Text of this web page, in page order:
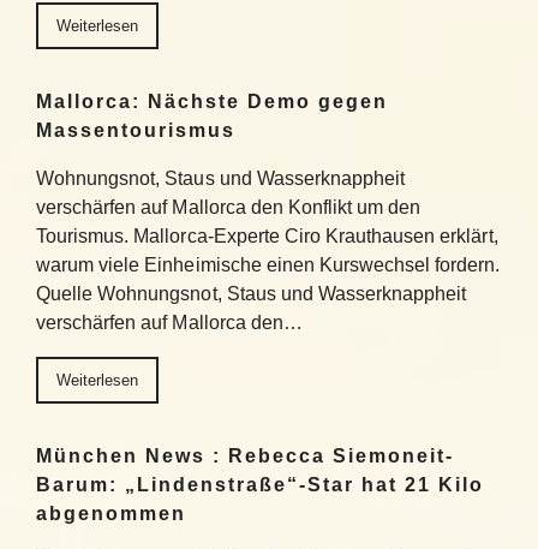
Weiterlesen
Mallorca: Nächste Demo gegen
Massentourismus
Wohnungsnot, Staus und Wasserknappheit
verschärfen auf Mallorca den Konflikt um den
Tourismus. Mallorca-Experte Ciro Krauthausen erklärt,
warum viele Einheimische einen Kurswechsel fordern.
Quelle Wohnungsnot, Staus und Wasserknappheit
verschärfen auf Mallorca den…
Weiterlesen
München News : Rebecca Siemoneit-
Barum: „Lindenstraße“-Star hat 21 Kilo
abgenommen